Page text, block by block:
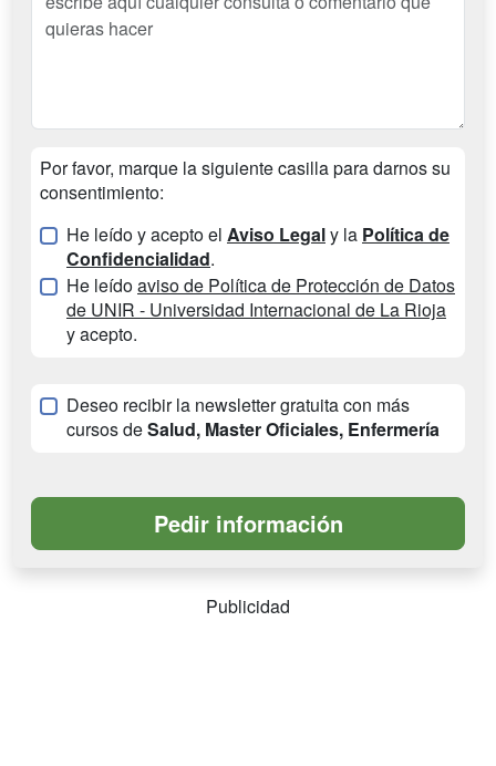
Por favor, marque la siguiente casilla para darnos su
consentimiento:
He leído y acepto el Aviso Legaly la Política de
Confidencialidad.
He leídoaviso de Política de Protección de Datos
de UNIR - Universidad Internacional de La Rioja
y acepto.
Deseo recibir la newsletter gratuita con más
cursos deSalud, Master Oficiales, Enfermería
Publicidad